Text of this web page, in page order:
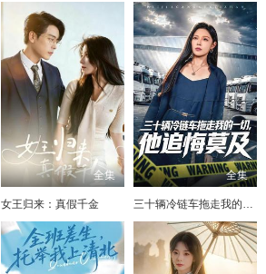
全集
女王归来：真假千金
全集
三十辆冷链车拖走我的一切，他追悔莫及